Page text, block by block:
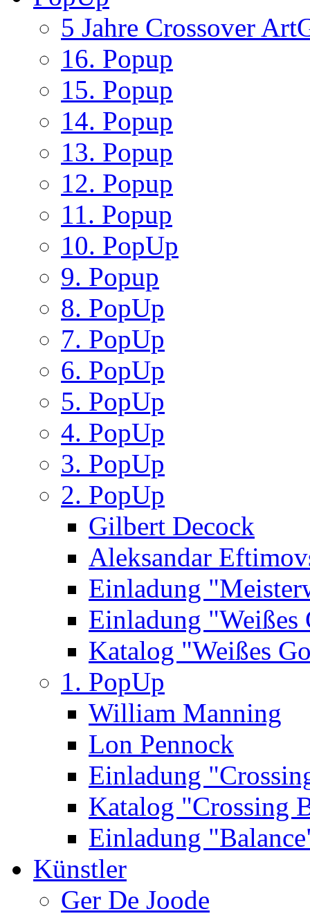
5 Jahre Crossover
16. Popup
15. Popup
14. Popup
13. Popup
12. Popup
11. Popup
10. PopUp
9. Popup
8. PopUp
7. PopUp
6. PopUp
5. PopUp
4. PopUp
3. PopUp
2. PopUp
Gilbert Decock
Aleksandar
Einladung
Einladung "Weißes
Katalog "Weißes
1. PopUp
William Manning
Lon Pennock
Einladung
Katalog "Crossing
Einladung
Künstler
Ger De Joode